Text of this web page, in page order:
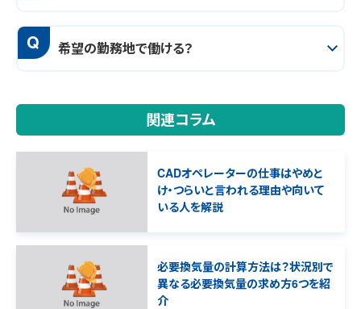
Q 希望の勤務地で働ける？
関連コラム
CADオペレーターの仕事はやめと
け・つらいと言われる理由や向いて
いる人を解説
必要換気量の計算方法は？状況別で
異なる必要換気量の求め方6つを紹
介